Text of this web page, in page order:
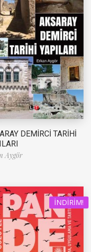
DEMİRCİ TARİHİ
Aygör
İNDIRIM!